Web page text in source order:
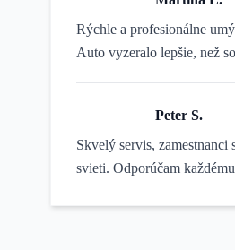
Rýchle a profesionálne
Auto vyzeralo lepšie, než
Peter S.
Skvelý servis,
svieti. Odporúčam